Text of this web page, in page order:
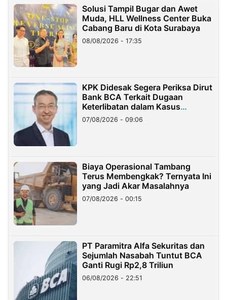
Solusi Tampil Bugar dan Awet
Muda, HLL Wellness Center Buka
Cabang Baru di Kota Surabaya
08/08/2026 - 17:35
KPK Didesak Segera Periksa Dirut
Bank BCA Terkait Dugaan
Keterlibatan dalam Kasus
Hilangnya Dana Nasabah Rp2,58
Miliar
07/08/2026 - 09:06
Biaya Operasional Tambang
Terus Membengkak? Ternyata Ini
yang Jadi Akar Masalahnya
07/08/2026 - 00:15
PT Paramitra Alfa Sekuritas dan
Sejumlah Nasabah Tuntut BCA
Ganti Rugi Rp2,8 Triliun
06/08/2026 - 22:51